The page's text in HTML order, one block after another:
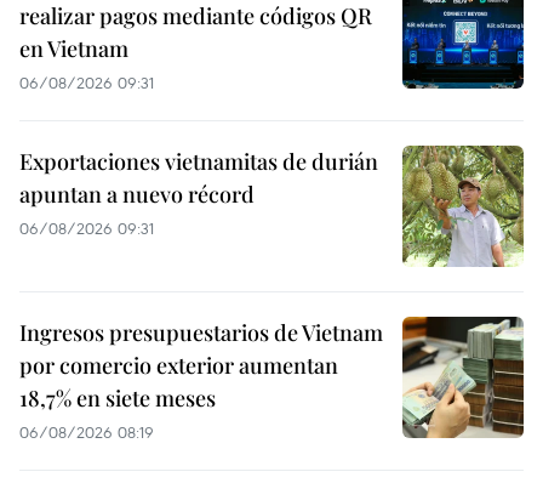
realizar pagos mediante códigos QR
en Vietnam
06/08/2026 09:31
Exportaciones vietnamitas de durián
apuntan a nuevo récord
06/08/2026 09:31
Ingresos presupuestarios de Vietnam
por comercio exterior aumentan
18,7% en siete meses
06/08/2026 08:19